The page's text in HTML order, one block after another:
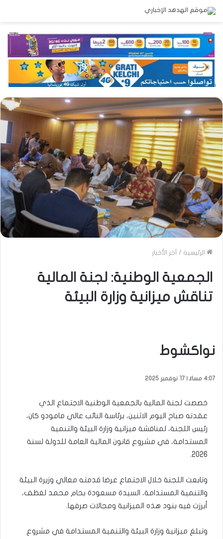
الرئيسية / آخر الأخبار
الجمعية الوطنية: لجنة المالية
تناقش ميزانية وزارة البيئة
نواكشوط
4:07 مساءً | 17 نوفمبر 2025
خصصت لجنة المالية بالجمعية الوطنية الاجتماع الذي
عقدته صباح اليوم الاثنين، برئاسة النائب عالي مامودو كان،
رئيس اللجنة، لمناقشة ميزانية وزارة البيئة والتنمية
المستدامة، في مشروع قانون المالية العامة للدولة لسنة
2026.
وتابعت اللجنة خلال الاجتماع عرضا قدمته معالي وزيرة البيئة
والتنمية المستدامة، السيدة مسعودة بحام محمد لغظف،
أبرزت فيه بنود هذه الميزانية ومجالات صرفها.
وتبلغ ميزانية وزارة البيئة والتنمية المستدامة في مشروع